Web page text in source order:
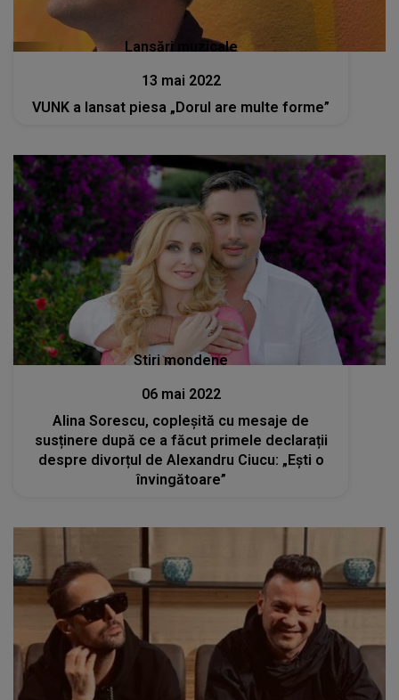
Lansări muzicale
13 mai 2022
VUNK a lansat piesa „Dorul are multe forme”
Stiri mondene
06 mai 2022
Alina Sorescu, copleșită cu mesaje de
susținere după ce a făcut primele declarații
despre divorțul de Alexandru Ciucu: „Ești o
învingătoare”